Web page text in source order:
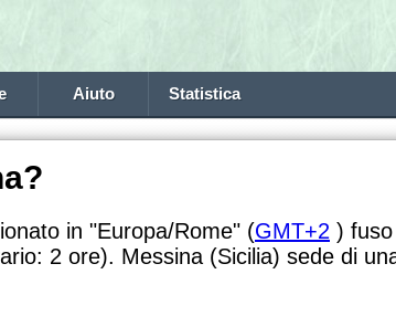
Aiuto Statistica
in "Europa/Rome" (GMT+2 )
2 ore). Messina (Sicilia) sede di